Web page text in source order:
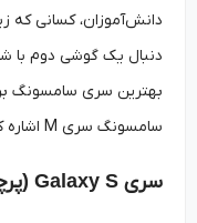
دانش‌آموزان، کسانی که زیاد
دنبال یک گوشی دوم با
بهترین سری سامسونگ برای
سامسونگ سری M اشاره کرد.
سریGalaxy S (